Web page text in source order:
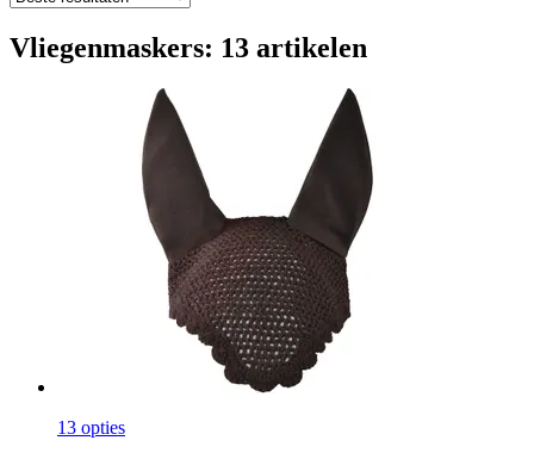
Vliegenmaskers: 13 artikelen
13 opties